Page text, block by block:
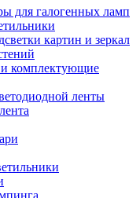
для галогенных ламп
картин и зеркал
и комплектующие
ленты